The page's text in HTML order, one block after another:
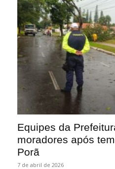
Equipes da
moradores após
Porã
7 de abril de 2026